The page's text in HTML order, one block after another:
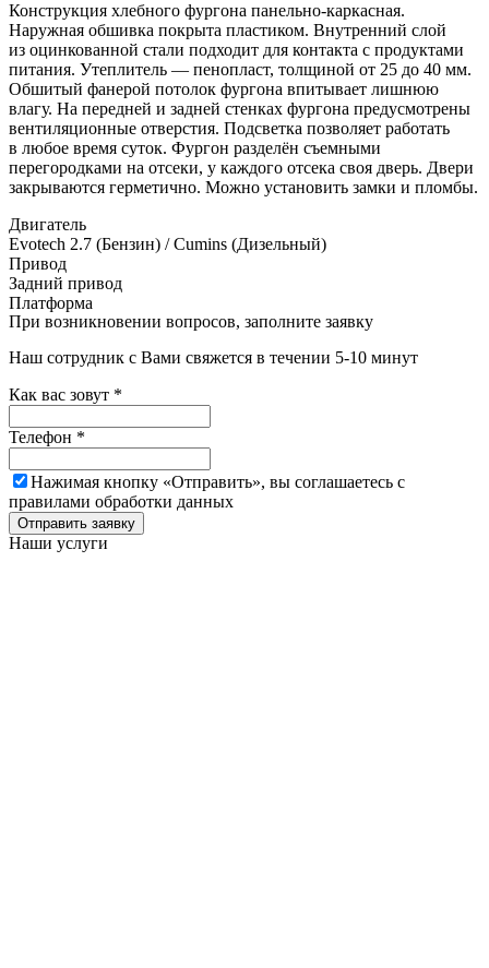
Конструкция хлебного фургона панельно-каркасная.
Наружная обшивка покрыта пластиком. Внутренний слой
из оцинкованной стали подходит для контакта с продуктами
питания. Утеплитель — пенопласт, толщиной от 25 до 40 мм.
Обшитый фанерой потолок фургона впитывает лишнюю
влагу. На передней и задней стенках фургона предусмотрены
вентиляционные отверстия. Подсветка позволяет работать
в любое время суток. Фургон разделён съемными
перегородками на отсеки, у каждого отсека своя дверь. Двери
закрываются герметично. Можно установить замки и пломбы.
Двигатель
Evotech 2.7 (Бензин) / Cumins (Дизельный)
Привод
Задний привод
Платформа
При возникновении вопросов, заполните заявку
Наш сотрудник с Вами свяжется в течении 5-10 минут
Как вас зовут *
Телефон *
Нажимая кнопку «Отправить», вы соглашаетесь c
правилами обработки данных
Отправить заявку
Наши услуги